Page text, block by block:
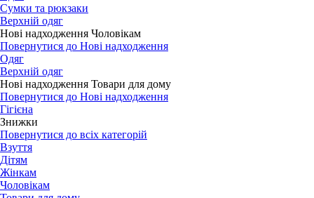
Сумки та рюкзаки
Верхній одяг
Нові надходження Чоловікам
Повернутися до Нові надходження
Одяг
Верхній одяг
Нові надходження Товари для дому
Повернутися до Нові надходження
Гігієна
Знижки
Повернутися до всіх категорій
Взуття
Дітям
Жінкам
Чоловікам